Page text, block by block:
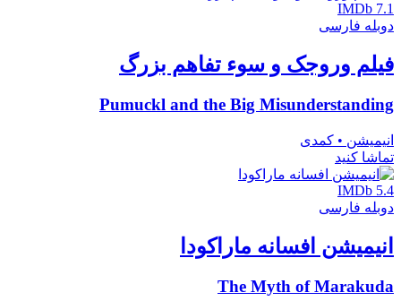
IMDb 7.1
دوبله فارسی
فیلم وروجک و سوء تفاهم بزرگ
Pumuckl and the Big Misunderstanding
انیمیشن • کمدی
تماشا کنید
IMDb 5.4
دوبله فارسی
انیمیشن افسانه ماراکودا
The Myth of Marakuda